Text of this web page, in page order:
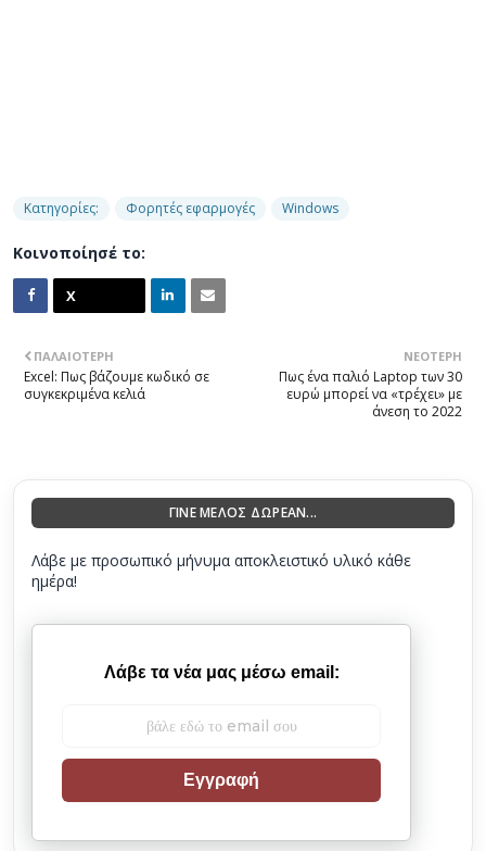
Κατηγορίες: Φορητές εφαρμογές Windows
Κοινοποίησέ το:
ΝΕΌΤΕΡΗ
Πως ένα παλιό Laptop των 30
ευρώ μπορεί να «τρέχει» με
άνεση το 2022
ΠΑΛΑΙΌΤΕΡΗ
Excel: Πως βάζουμε κωδικό σε
συγκεκριμένα κελιά
ΓΙΝΕ ΜΕΛΟΣ ΔΩΡΕΑΝ...
Λάβε με προσωπικό μήνυμα αποκλειστικό υλικό κάθε
ημέρα!
Λάβε τα νέα μας μέσω email:
Εγγραφή